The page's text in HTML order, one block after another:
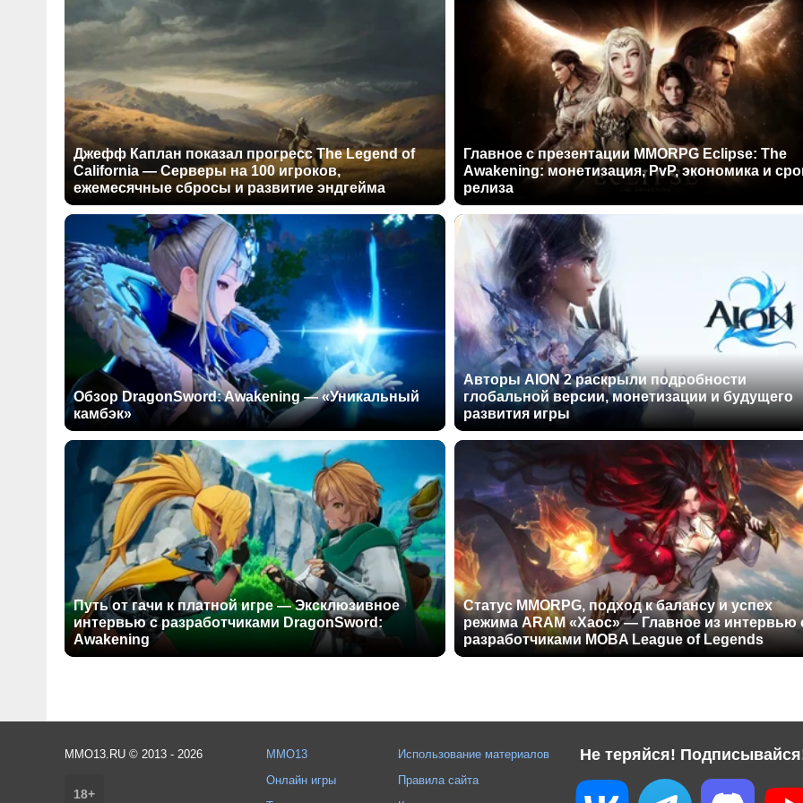
Джефф Каплан показал прогресс The Legend of
California — Серверы на 100 игроков,
ежемесячные сбросы и развитие эндгейма
Главное с презентации MMORPG Eclipse: The
Awakening: монетизация, PvP, экономика и
релиза
Обзор DragonSword: Awakening — «Уникальный
камбэк»
Авторы AION 2 раскрыли подробности
глобальной версии, монетизации и будущего
развития игры
Путь от гачи к платной игре — Эксклюзивное
интервью с разработчиками DragonSword:
Awakening
Статус MMORPG, подход к балансу и успех
режима ARAM «Хаос» — Главное из интервью
разработчиками MOBA League of Legends
Не теряйся!
MMO13.RU © 2013 - 2026
18+
MMO13
Онлайн игры
Использование материалов
Правила сайта